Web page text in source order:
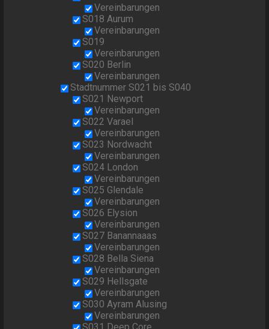
Vereinbarungen
S018 Aurum
Vereinbarungen
S019
Vereinbarungen
S020 Berlin
Vereinbarungen
Stadtnummer S021 bis S040
S021 Newport
Vereinbarungen
S022 Varael
Vereinbarungen
S023 Nordwacht
Vereinbarungen
S024 London
Vereinbarungen
S025 Glendale
Vereinbarungen
S026 Elysion
Vereinbarungen
S027 Banannaaas
Vereinbarungen
S028 Bella Siena
Vereinbarungen
S029 Hellsgate
Vereinbarungen
S030 Ayram Alusing
Vereinbarungen